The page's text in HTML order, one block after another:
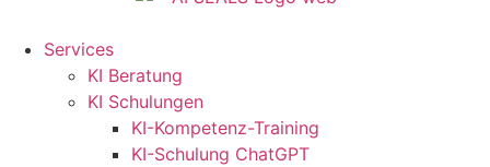
Services
KI Beratung
KI Schulungen
KI-Kompetenz-Training
KI-Schulung ChatGPT